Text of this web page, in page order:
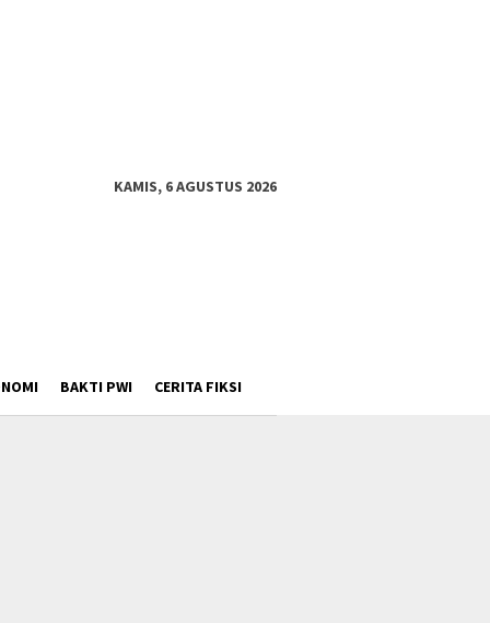
KAMIS, 6 AGUSTUS 2026
BAKTI PWI CERITA FIKSI